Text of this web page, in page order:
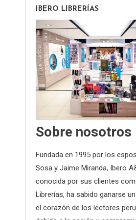
IBERO LIBRERÍAS
Sobre nosotros
Fundada en 1995 por los
Sosa y Jaime Miranda, Ibero
conocida por sus clientes
Librerías, ha sabido ganarse
el corazón de los lectores